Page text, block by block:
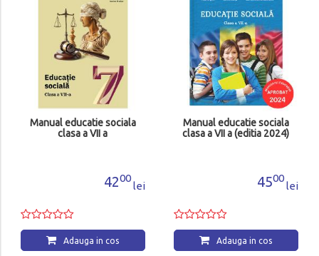
Manual educatie sociala
clasa a VII a
4200
lei
Adauga in cos
Manual educatie sociala
clasa a VII a (editia 2024)
4500
lei
Adauga in cos